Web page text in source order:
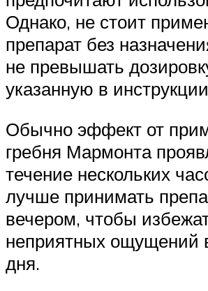
Однако, не стоит
препарат без
не превышать
указанную в
Обычно эффект от
гребня Мармонта
течение нескольких
лучше принимать
вечером, чтобы
неприятных ощущений
дня.